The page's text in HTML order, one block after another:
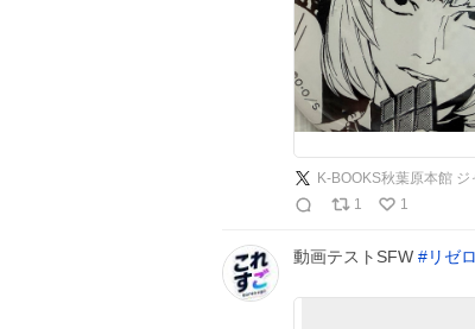
K-BOOKS秋葉原本館 ジ
1
1
動画テストSFW #リゼ